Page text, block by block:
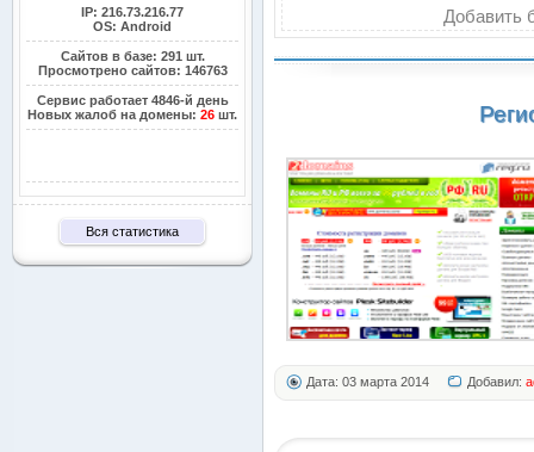
IP: 216.73.216.77
OS: Android
Сайтов в базе: 291 шт.
Просмотрено сайтов: 146763
Сервис работает 4846-й день
Новых жалоб на домены: 26 шт.
Вся статистика
Добавить
Дата: 03 марта 2014 Добавил: